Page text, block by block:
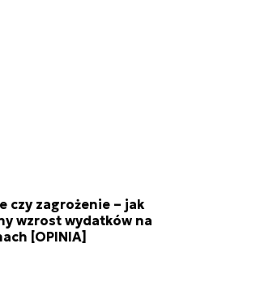
czy zagrożenie – jak
wzrost wydatków na
[OPINIA]